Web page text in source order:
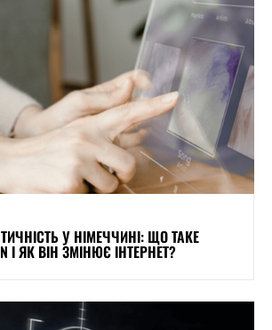
У НІМЕЧЧИНІ: ЩО ТАКЕ
І ЯК ВІН ЗМІНЮЄ ІНТЕРНЕТ?